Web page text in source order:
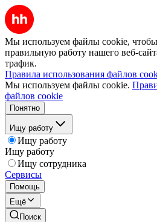
Мы используем файлы cookie, чтобы
правильную работу нашего веб-
трафик.
Правила использования файлов
Мы используем файлы cookie.
файлов cookie
Понятно
Ищу работу
Ищу работу
Ищу работу
Ищу сотрудника
Сервисы
Помощь
Ещё
Поиск